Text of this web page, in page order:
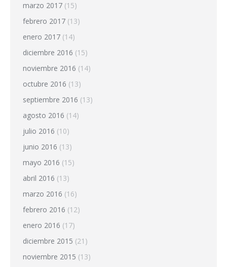
marzo 2017 (15)
febrero 2017 (13)
enero 2017 (14)
diciembre 2016 (15)
noviembre 2016 (14)
octubre 2016 (13)
septiembre 2016 (13)
agosto 2016 (14)
julio 2016 (10)
junio 2016 (13)
mayo 2016 (15)
abril 2016 (13)
marzo 2016 (16)
febrero 2016 (12)
enero 2016 (17)
diciembre 2015 (21)
noviembre 2015 (13)